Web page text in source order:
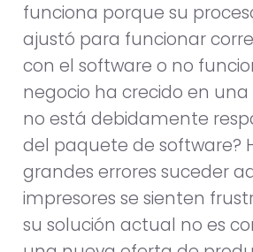
funciona porque su
ajustó para funcionar
con el software o no
negocio ha crecido en
no está debidamente
del paquete de software?
grandes errores suceder
impresores se sienten
su solución actual no es